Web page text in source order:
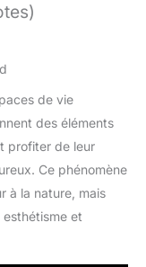
de vie
des éléments
profiter de leur
Ce phénomène
à la nature, mais
et